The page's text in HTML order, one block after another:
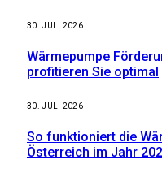
30. JULI 2026
Wärmepumpe
profitieren Sie optimal
30. JULI 2026
So funktioniert die
Österreich im Jahr